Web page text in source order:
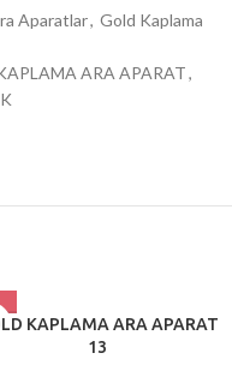
Aparatlar, Gold Kaplama
ARA APARAT,
KAPLAMA ARA APARAT
13